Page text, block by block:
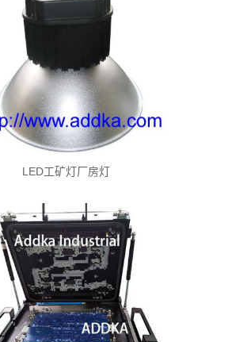
LED工矿灯厂房灯